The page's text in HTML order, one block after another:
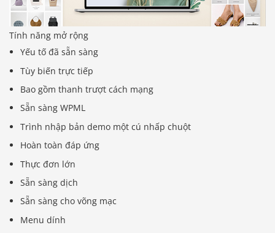
Tính năng mở rộng
Yếu tố đã sẵn sàng
Tùy biến trực tiếp
Bao gồm thanh trượt cách mạng
Sẵn sàng WPML
Trình nhập bản demo một cú nhấp chuột
Hoàn toàn đáp ứng
Thực đơn lớn
Sẵn sàng dịch
Sẵn sàng cho võng mạc
Menu dính